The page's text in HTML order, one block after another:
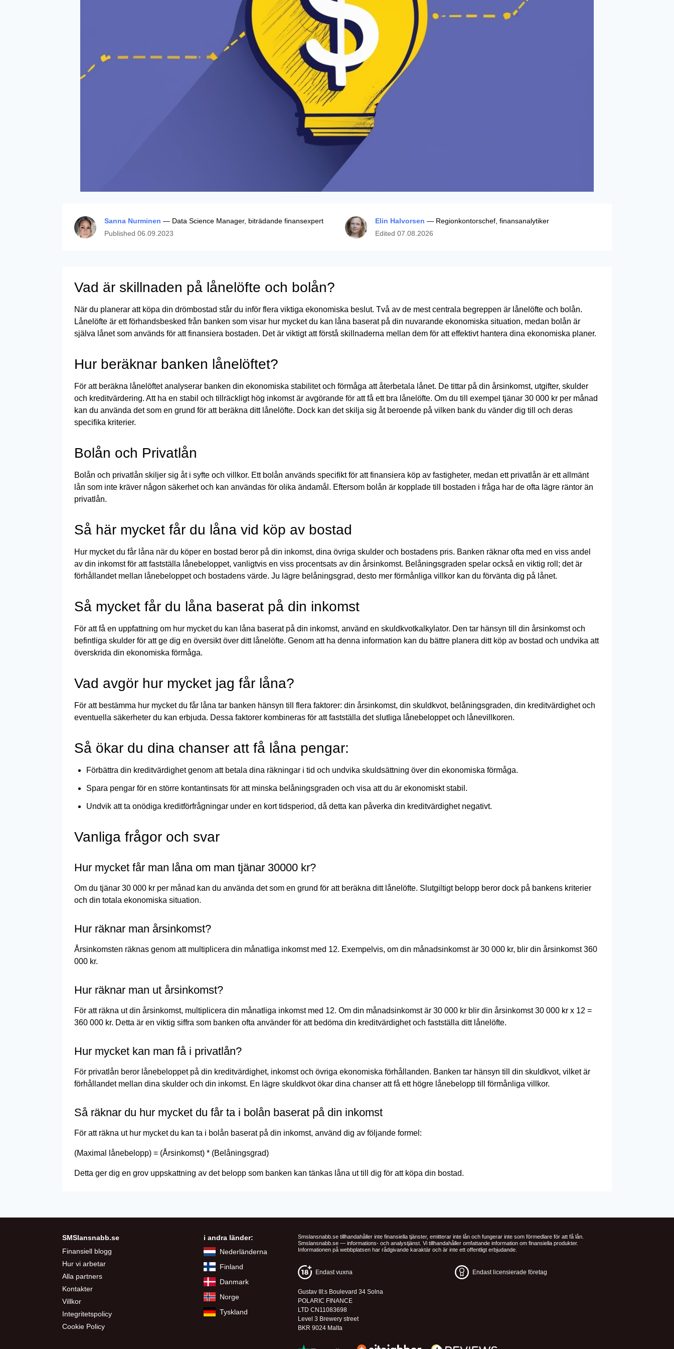
Sanna Nurminen — Data Science Manager, biträdande finansexpert
Published 06.09.2023
Elin Halvorsen — Regionkontorschef, finansanalytiker
Edited 07.08.2026
Vad är skillnaden på lånelöfte och bolån?
När du planerar att köpa din drömbostad står du inför flera viktiga ekonomiska beslut. Två av de mest centrala begreppen är lånelöfte och bolån.
Lånelöfte är ett förhandsbesked från banken som visar hur mycket du kan låna baserat på din nuvarande ekonomiska situation, medan bolån är
själva lånet som används för att finansiera bostaden. Det är viktigt att förstå skillnaderna mellan dem för att effektivt hantera dina ekonomiska planer.
Hur beräknar banken lånelöftet?
För att beräkna lånelöftet analyserar banken din ekonomiska stabilitet och förmåga att återbetala lånet. De tittar på din årsinkomst, utgifter, skulder
och kreditvärdering. Att ha en stabil och tillräckligt hög inkomst är avgörande för att få ett bra lånelöfte. Om du till exempel tjänar 30 000 kr per månad
kan du använda det som en grund för att beräkna ditt lånelöfte. Dock kan det skilja sig åt beroende på vilken bank du vänder dig till och deras
specifika kriterier.
Bolån och Privatlån
Bolån och privatlån skiljer sig åt i syfte och villkor. Ett bolån används specifikt för att finansiera köp av fastigheter, medan ett privatlån är ett allmänt
lån som inte kräver någon säkerhet och kan användas för olika ändamål. Eftersom bolån är kopplade till bostaden i fråga har de ofta lägre räntor än
privatlån.
Så här mycket får du låna vid köp av bostad
Hur mycket du får låna när du köper en bostad beror på din inkomst, dina övriga skulder och bostadens pris. Banken räknar ofta med en viss andel
av din inkomst för att fastställa lånebeloppet, vanligtvis en viss procentsats av din årsinkomst. Belåningsgraden spelar också en viktig roll; det är
förhållandet mellan lånebeloppet och bostadens värde. Ju lägre belåningsgrad, desto mer förmånliga villkor kan du förvänta dig på lånet.
Så mycket får du låna baserat på din inkomst
För att få en uppfattning om hur mycket du kan låna baserat på din inkomst, använd en skuldkvotkalkylator. Den tar hänsyn till din årsinkomst och
befintliga skulder för att ge dig en översikt över ditt lånelöfte. Genom att ha denna information kan du bättre planera ditt köp av bostad och undvika att
överskrida din ekonomiska förmåga.
Vad avgör hur mycket jag får låna?
För att bestämma hur mycket du får låna tar banken hänsyn till flera faktorer: din årsinkomst, din skuldkvot, belåningsgraden, din kreditvärdighet och
eventuella säkerheter du kan erbjuda. Dessa faktorer kombineras för att fastställa det slutliga lånebeloppet och lånevillkoren.
Så ökar du dina chanser att få låna pengar:
Förbättra din kreditvärdighet genom att betala dina räkningar i tid och undvika skuldsättning över din ekonomiska förmåga.
Spara pengar för en större kontantinsats för att minska belåningsgraden och visa att du är ekonomiskt stabil.
Undvik att ta onödiga kreditförfrågningar under en kort tidsperiod, då detta kan påverka din kreditvärdighet negativt.
Vanliga frågor och svar
Hur mycket får man låna om man tjänar 30000 kr?
Om du tjänar 30 000 kr per månad kan du använda det som en grund för att beräkna ditt lånelöfte. Slutgiltigt belopp beror dock på bankens kriterier
och din totala ekonomiska situation.
Hur räknar man årsinkomst?
Årsinkomsten räknas genom att multiplicera din månatliga inkomst med 12. Exempelvis, om din månadsinkomst är 30 000 kr, blir din årsinkomst 360
000 kr.
Hur räknar man ut årsinkomst?
För att räkna ut din årsinkomst, multiplicera din månatliga inkomst med 12. Om din månadsinkomst är 30 000 kr blir din årsinkomst 30 000 kr x 12 =
360 000 kr. Detta är en viktig siffra som banken ofta använder för att bedöma din kreditvärdighet och fastställa ditt lånelöfte.
Hur mycket kan man få i privatlån?
För privatlån beror lånebeloppet på din kreditvärdighet, inkomst och övriga ekonomiska förhållanden. Banken tar hänsyn till din skuldkvot, vilket är
förhållandet mellan dina skulder och din inkomst. En lägre skuldkvot ökar dina chanser att få ett högre lånebelopp till förmånliga villkor.
Så räknar du hur mycket du får ta i bolån baserat på din inkomst
För att räkna ut hur mycket du kan ta i bolån baserat på din inkomst, använd dig av följande formel:
(Maximal lånebelopp) = (Årsinkomst) * (Belåningsgrad)
Detta ger dig en grov uppskattning av det belopp som banken kan tänkas låna ut till dig för att köpa din bostad.
SMSlansnabb.se
Finansiell blogg
Hur vi arbetar
Alla partners
Kontakter
Villkor
Integritetspolicy
Cookie Policy
i andra länder:
Nederländerna
Finland
Danmark
Norge
Tyskland
Smslansnabb.se tillhandahåller inte finansiella tjänster, emitterar inte lån och fungerar inte som förmedlare för att få lån.
Smslansnabb.se — informations- och analystjänst. Vi tillhandahåller omfattande information om finansiella produkter.
Informationen på webbplatsen har rådgivande karaktär och är inte ett offentligt erbjudande.
Endast vuxna Endast licensierade företag
Gustav III:s Boulevard 34 Solna
POLARIC FINANCE
LTD CN11083698
Level 3 Brewery street
BKR 9024 Malta